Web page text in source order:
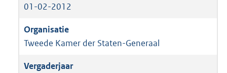
01-02-2012
Tweede Kamer der Staten-Generaal